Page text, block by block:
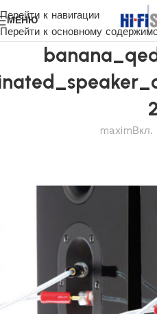
Перейти к навигации
Перейти к основному
МЕНЮ
2
maximВкл.